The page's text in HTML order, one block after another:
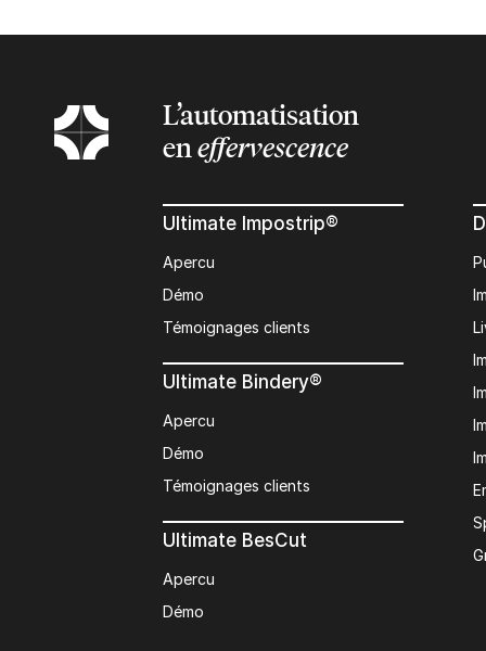
L’automatisation
eneffervescence
Ultimate Impostrip®
Apercu
Démo
Témoignages clients
Ultimate Bindery®
Apercu
Démo
Témoignages clients
Ultimate BesCut
Apercu
Démo